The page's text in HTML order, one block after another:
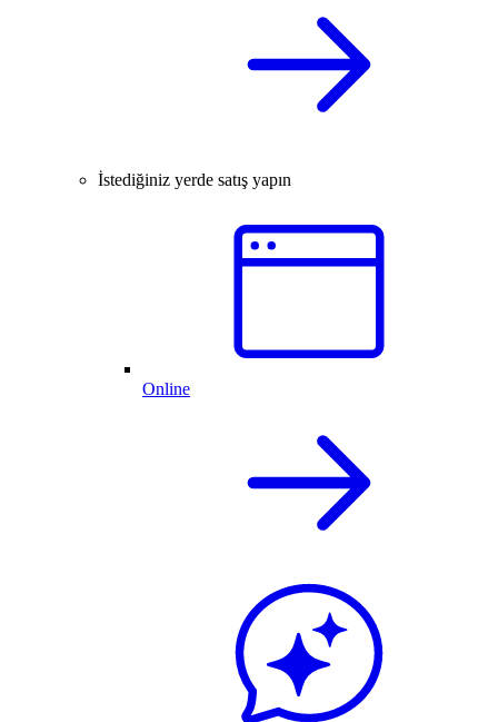
İstediğiniz yerde satış yapın
Online